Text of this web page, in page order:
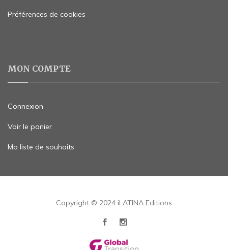
Préférences de cookies
MON COMPTE
Connexion
Voir le panier
Ma liste de souhaits
Copyright © 2024 iLATINA Editions